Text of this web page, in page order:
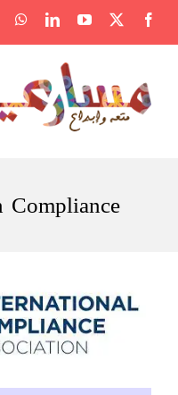
to
content
Facebook
X
YouTube
LinkedIn